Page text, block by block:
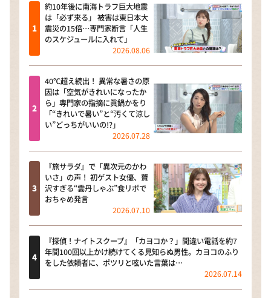
約10年後に南海トラフ巨大地震
は「必ず来る」 被害は東日本大
震災の15倍…専門家断言「人生
のスケジュールに入れて」
2026.08.06
40℃超え続出！ 異常な暑さの原
因は「空気がきれいになったか
ら」専門家の指摘に眞鍋かをり
「“きれいで暑い”と“汚くて涼し
い”どっちがいいの!?」
2026.07.28
『旅サラダ』で「異次元のかわ
いさ」の声！ 初ゲスト女優、贅
沢すぎる“雲丹しゃぶ”食リポで
おちゃめ発言
2026.07.10
『探偵！ナイトスクープ』「カヨコか？」間違い電話を約7
年間100回以上かけ続けてくる見知らぬ男性。カヨコのふり
をした依頼者に、ポツリと呟いた言葉は…
2026.07.14